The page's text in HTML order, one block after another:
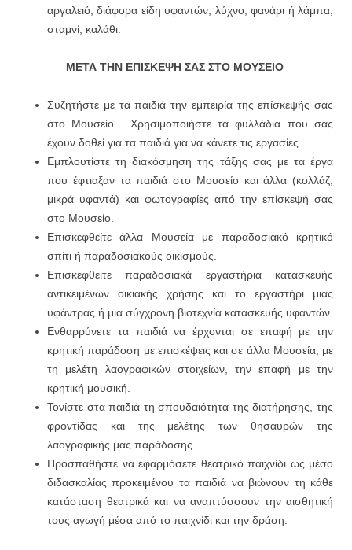
αργαλειό, διάφορα είδη υφαντών, λύχνο, φανάρι ή λάμπα,
σταμνί, καλάθι.
ΜΕΤΑ ΤΗΝ ΕΠΙΣΚΕΨΗ ΣΑΣ ΣΤΟ ΜΟΥΣΕΙΟ
Συζητήστε με τα παιδιά την εμπειρία της επίσκεψής σας
στο Μουσείο. Χρησιμοποιήστε τα φυλλάδια που σας
έχουν δοθεί για τα παιδιά για να κάνετε τις εργασίες.
Εμπλουτίστε τη διακόσμηση της τάξης σας με τα έργα
που έφτιαξαν τα παιδιά στο Μουσείο και άλλα (κολλάζ,
μικρά υφαντά) και φωτογραφίες από την επίσκεψή σας
στο Μουσείο.
Επισκεφθείτε άλλα Μουσεία με παραδοσιακό κρητικό
σπίτι ή παραδοσιακούς οικισμούς.
Επισκεφθείτε παραδοσιακά εργαστήρια κατασκευής
αντικειμένων οικιακής χρήσης και το εργαστήρι μιας
υφάντρας ή μια σύγχρονη βιοτεχνία κατασκευής υφαντών.
Ενθαρρύνετε τα παιδιά να έρχονται σε επαφή με την
κρητική παράδοση με επισκέψεις και σε άλλα Μουσεία, με
τη μελέτη λαογραφικών στοιχείων, την επαφή με την
κρητική μουσική.
Τονίστε στα παιδιά τη σπουδαιότητα της διατήρησης, της
φροντίδας και της μελέτης των θησαυρών της
λαογραφικής μας παράδοσης.
Προσπαθήστε να εφαρμόσετε θεατρικό παιχνίδι ως μέσο
διδασκαλίας προκειμένου τα παιδιά να βιώνουν τη κάθε
κατάσταση θεατρικά και να αναπτύσσουν την αισθητική
τους αγωγή μέσα από το παιχνίδι και την δράση.